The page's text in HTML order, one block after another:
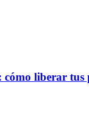
liberar tus